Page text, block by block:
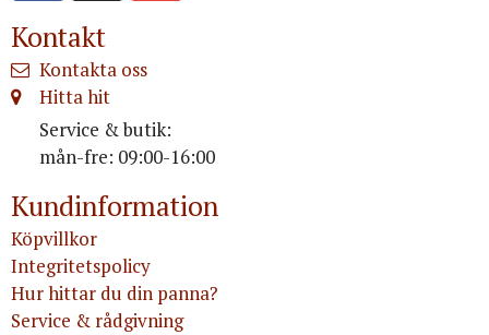
Kontakt
Kontakta oss
Hitta hit
Service & butik:
mån-fre: 09:00-16:00
Kundinformation
Köpvillkor
Integritetspolicy
Hur hittar du din panna?
Service & rådgivning